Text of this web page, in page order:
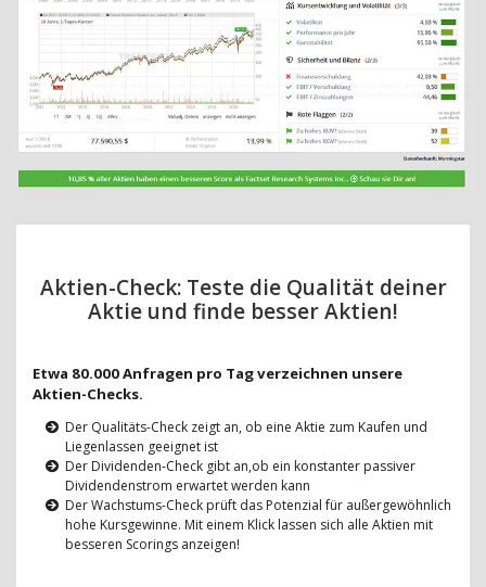
Aktien-Check: Teste die Qualität deiner
Aktie und finde besser Aktien!
Etwa 80.000 Anfragen pro Tag verzeichnen unsere
Aktien-Checks.
Der Qualitäts-Check zeigt an, ob eine Aktie zum Kaufen und
Liegenlassen geeignet ist
Der Dividenden-Check gibt an,ob ein konstanter passiver
Dividendenstrom erwartet werden kann
Der Wachstums-Check prüft das Potenzial für außergewöhnlich
hohe Kursgewinne. Mit einem Klick lassen sich alle Aktien mit
besseren Scorings anzeigen!